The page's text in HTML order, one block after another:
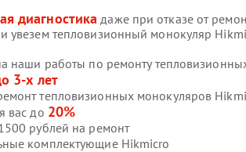
диагностика даже при отказе от
увезем тепловизионный монокуляр
наши работы по ремонту
3-х лет
тепловизионных монокуляров
вас до 20%
рублей на ремонт
комплектующие Hikmicro